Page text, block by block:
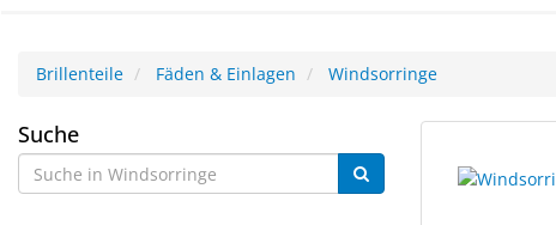
Brillenteile Fäden & Einlagen Windsorringe
Windsorringe
Suche
Ergebnisse
gerendert.